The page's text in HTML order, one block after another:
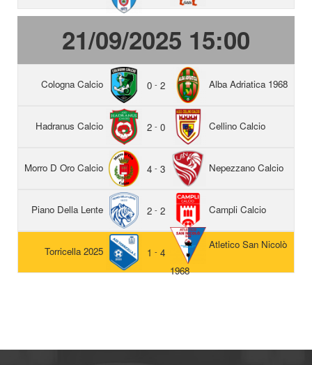
21/09/2025 15:00
Cologna Calcio 0 - 2 Alba Adriatica 1968
Hadranus Calcio 2 - 0 Cellino Calcio
Morro D Oro Calcio 4 - 3 Nepezzano Calcio
Piano Della Lente 2 - 2 Campli Calcio
Torricella 2025 1 - 4
Atletico San Nicolò
1968